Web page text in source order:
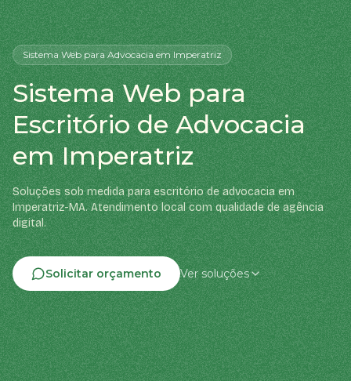
Sistema Webpara Advocaciaem Imperatriz
Sistema Web para
Escritório de Advocacia
em Imperatriz
Soluções sob medida para escritório de advocacia em
Imperatriz-MA. Atendimento local com qualidade de agência
digital.
Solicitar orçamento Ver soluções